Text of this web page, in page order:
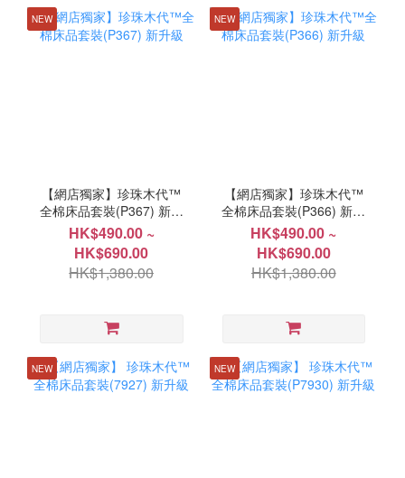
NEW
【網店獨家】珍珠木代™
全棉床品套裝(P367) 新升
級
HK$490.00 ~
HK$690.00
HK$1,380.00
NEW
【網店獨家】珍珠木代™
全棉床品套裝(P366) 新升
級
HK$490.00 ~
HK$690.00
HK$1,380.00
NEW NEW